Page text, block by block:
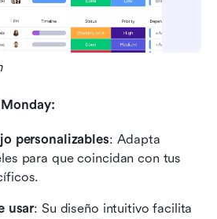
personalizables: Adapta
para que coincidan con tus
usar: Su diseño intuitivo facilita